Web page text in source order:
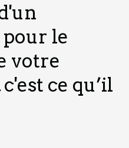
le
votre
ce qu’il